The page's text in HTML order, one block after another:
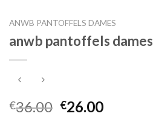
ANWB PANTOFFELS DAMES
anwb pantoffels dames
€36.00 €26.00